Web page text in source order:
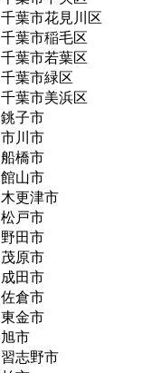
千葉市花見川区
千葉市稲毛区
千葉市若葉区
千葉市緑区
千葉市美浜区
銚子市
市川市
船橋市
館山市
木更津市
松戸市
野田市
茂原市
成田市
佐倉市
東金市
旭市
習志野市